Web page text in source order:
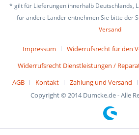
* gilt für Lieferungen innerhalb Deutschlands,
für andere Länder entnehmen Sie bitte der
Versand
Impressum
Widerrufsrecht für den
Widerrufsrecht Dienstleistungen /
AGB
Kontakt Zahlung und Versand
Copyright © 2014 Dumcke.de - Alle